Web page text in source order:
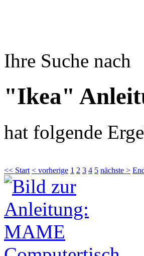
Ihre Suche nach
"Ikea"
hat folgende
<< Start < vorherige 1 2 3 4 5 nächste >